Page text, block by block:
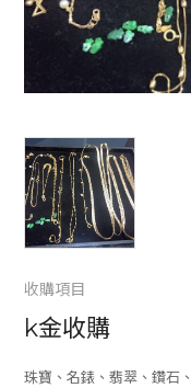
收購項目
k金收購
珠寶、名錶、翡翠、鑽石